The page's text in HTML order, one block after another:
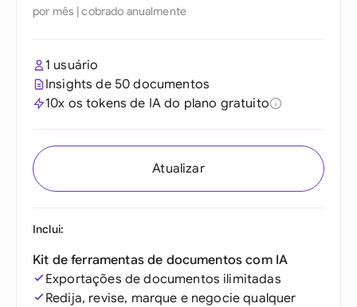
por mês |cobrado anualmente
1 usuário
Insights de 50 documentos
10x os tokens de IA do plano gratuito
Atualizar
Inclui:
Kit de ferramentas de documentos com IA
Exportações de documentos ilimitadas
Redija, revise, marque e negocie qualquer